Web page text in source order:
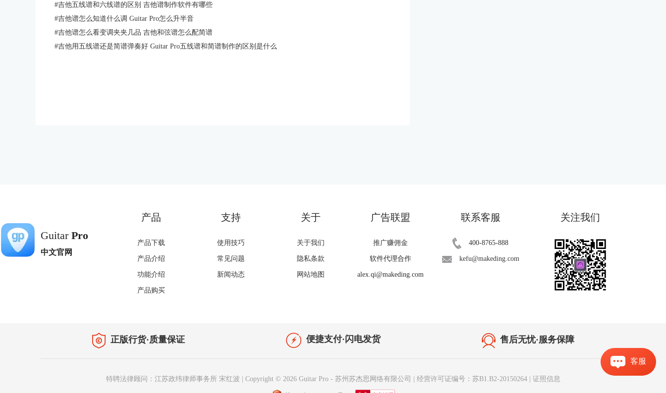
客服
#吉他五线谱和六线谱的区别 吉他谱制作软件有哪些
#吉他谱怎么知道什么调 Guitar Pro怎么升半音
#吉他谱怎么看变调夹夹几品 吉他和弦谱怎么配简谱
#吉他用五线谱还是简谱弹奏好 Guitar Pro五线谱和简谱制作的区别是什么
Guitar Pro
中文官网
产品
产品下载
产品介绍
功能介绍
产品购买
支持
使用技巧
常见问题
新闻动态
关于
关于我们
隐私条款
网站地图
广告联盟
推广赚佣金
软件代理合作
alex.qi@makeding.com
联系客服
400-8765-888
kefu@makeding.com
关注我们
正版行货·质量保证 便捷支付·闪电发货 售后无忧·服务保障
特聘法律顾问：江苏政纬律师事务所 宋红波 Copyright © 2026 Guitar Pro - 苏州苏杰思网络有限公司 经营许可证编号：苏B1.B2-20150264 证照信息